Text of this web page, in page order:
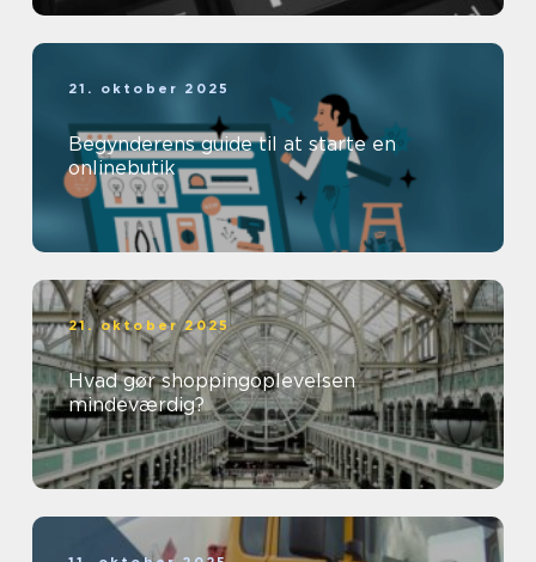
21. oktober 2025
Begynderens guide til at starte en
onlinebutik
21. oktober 2025
Hvad gør shoppingoplevelsen
mindeværdig?